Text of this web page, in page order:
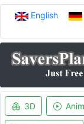
English
3D